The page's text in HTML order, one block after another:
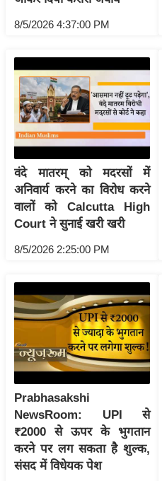
g
N
w
s
ला
इ
फ
स्टा
इ
ल
टे
लॉ
ब्यू
टी
फै
श
न
घ
रे
लू
नु
8/5/2026 4:37:00 PM
वंदे मातरम् को मदरसों में
अनिवार्य करने का विरोध करने
वालों को Calcutta High
Court ने सुनाई खरी खरी
8/5/2026 2:25:00 PM
Prabhasakshi
NewsRoom: UPI से
₹2000 से ऊपर के भुगतान
करने पर लग सकता है शुल्क,
संसद में विधेयक पेश